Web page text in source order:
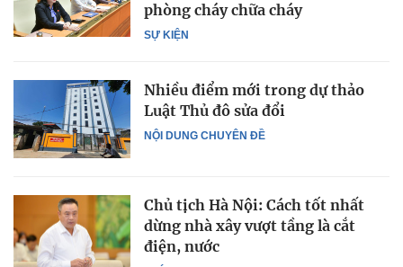
SỰ KIỆN
phòng cháy chữa cháy
NỘI DUNG CHUYÊN ĐỀ
Nhiều điểm mới trong dự thảo
Luật Thủ đô sửa đổi
Chủ tịch Hà Nội: Cách tốt nhất
dừng nhà xây vượt tầng là cắt
điện, nước